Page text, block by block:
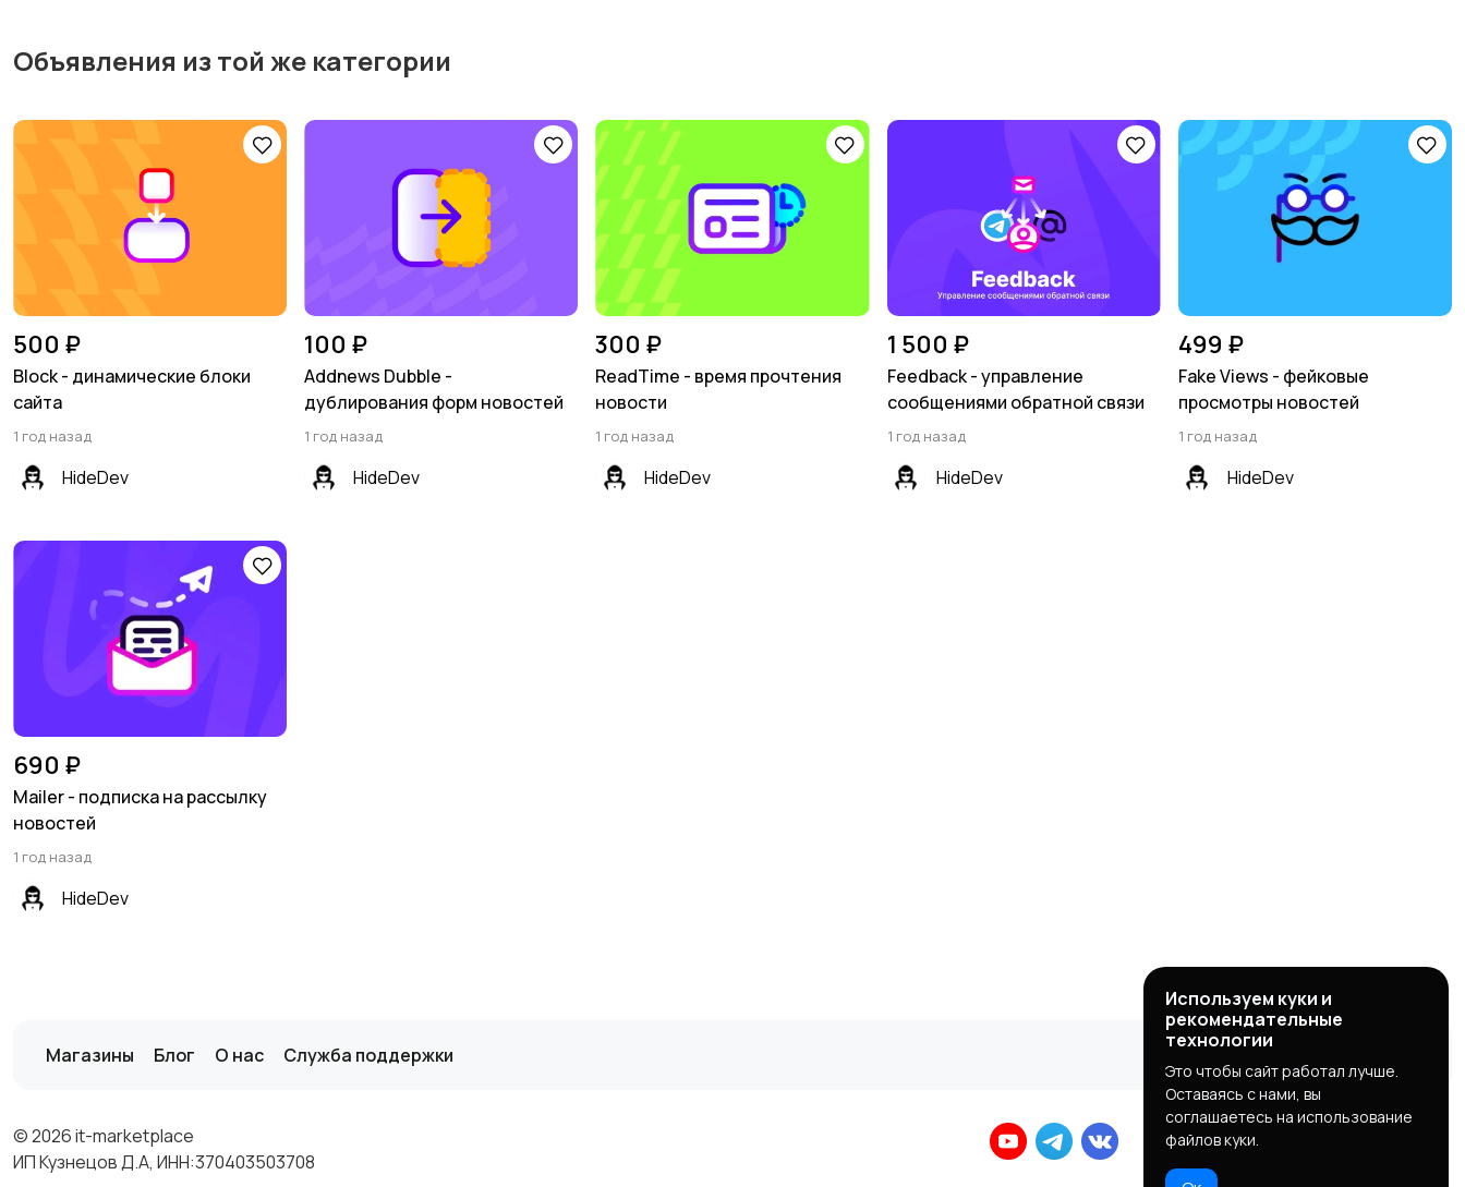
Объявления из той же категории
500 ₽
Block - динамические блоки
сайта
1 год назад
HideDev
100 ₽
Addnews Dubble -
дублирования форм новостей
1 год назад
HideDev
300 ₽
ReadTime - время прочтения
новости
1 год назад
HideDev
1 500 ₽
Feedback - управление
сообщениями обратной связи
1 год назад
HideDev
499 ₽
Fake Views - фейковые
просмотры новостей
1 год назад
HideDev
690 ₽
Mailer - подписка на рассылку
новостей
1 год назад
HideDev
Магазины Блог О нас Служба поддержки
© 2026 it-marketplace
ИП Кузнецов Д.А, ИНН:370403503708
Используем куки и
рекомендательные
технологии
Это чтобы сайт работал лучше.
Оставаясь с нами, вы
соглашаетесь на использование
файлов куки.